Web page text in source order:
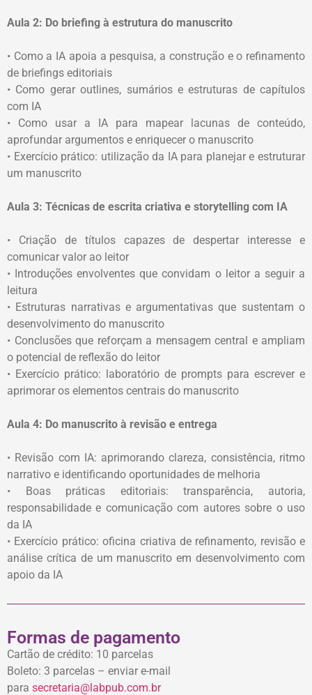
Aula 2: Do briefing à estrutura do manuscrito
• Como a IA apoia a pesquisa, a construção e o refinamento
de briefings editoriais
• Como gerar outlines, sumários e estruturas de capítulos
com IA
• Como usar a IA para mapear lacunas de conteúdo,
aprofundar argumentos e enriquecer o manuscrito
• Exercício prático: utilização da IA para planejar e estruturar
um manuscrito
Aula 3: Técnicas de escrita criativa e storytelling com IA
• Criação de títulos capazes de despertar interesse e
comunicar valor ao leitor
• Introduções envolventes que convidam o leitor a seguir a
leitura
• Estruturas narrativas e argumentativas que sustentam o
desenvolvimento do manuscrito
• Conclusões que reforçam a mensagem central e ampliam
o potencial de reflexão do leitor
• Exercício prático: laboratório de prompts para escrever e
aprimorar os elementos centrais do manuscrito
Aula 4: Do manuscrito à revisão e entrega
• Revisão com IA: aprimorando clareza, consistência, ritmo
narrativo e identificando oportunidades de melhoria
• Boas práticas editoriais: transparência, autoria,
responsabilidade e comunicação com autores sobre o uso
da IA
• Exercício prático: oficina criativa de refinamento, revisão e
análise crítica de um manuscrito em desenvolvimento com
apoio da IA
Formas de pagamento
Cartão de crédito: 10 parcelas
Boleto: 3 parcelas – enviar e-mail
para secretaria@labpub.com.br